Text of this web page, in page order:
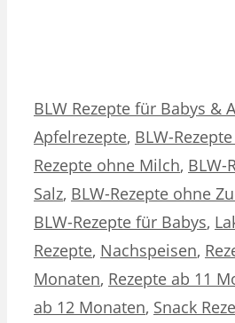
Kategorien
BLW Rezepte für Babys &
Apfelrezepte, BLW-
Rezepte ohne Milch, BLW-
Salz, BLW-Rezepte ohne
BLW-Rezepte für Babys,
Rezepte, Nachspeisen,
Monaten, Rezepte ab 11
ab 12 Monaten, Snack